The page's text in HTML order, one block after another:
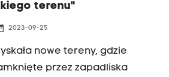
terenu"
2023-09-25
nowe tereny, gdzie
przez zapadliska